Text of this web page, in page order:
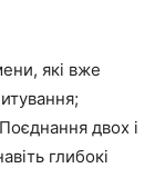
які вже
двох і
глибокі